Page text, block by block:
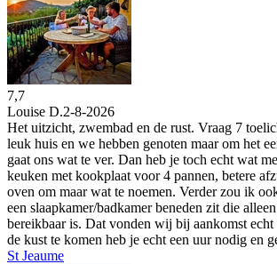
7,7
Louise D.2-8-2026
Het uitzicht, zwembad en de rust. Vraag 7
leuk huis en we hebben genoten maar om het
gaat ons wat te ver. Dan heb je toch echt wat
keuken met kookplaat voor 4 pannen, betere
oven om maar wat te noemen. Verder zou ik
een slaapkamer/badkamer beneden zit die
bereikbaar is. Dat vonden wij bij aankomst echt
de kust te komen heb je echt een uur nodig en
St Jeaume